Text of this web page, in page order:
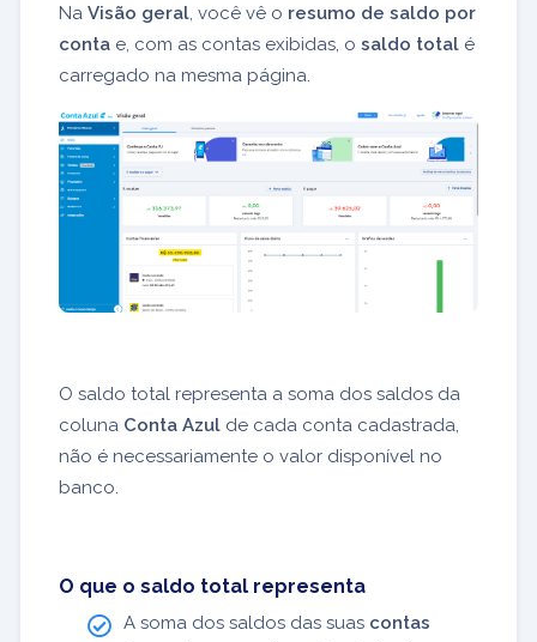
Na Visão geral , você vê o resumo de saldo por
conta e, com as contas exibidas, o saldo total é
carregado na mesma página.
O saldo total representa a soma dos saldos da
coluna Conta Azul de cada conta cadastrada,
não é necessariamente o valor disponível no
banco.
O que o saldo total representa
A soma dos saldos das suas contas